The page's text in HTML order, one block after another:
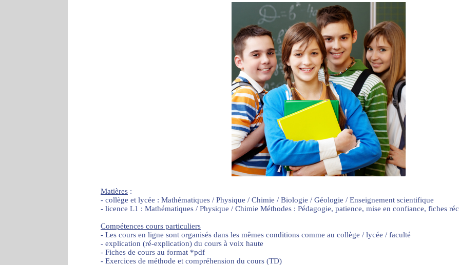
Matières :
- collège et lycée : Mathématiques / Physique / Chimie / Biologie / Géologie / Enseignement scientifique
- licence L1 : Mathématiques / Physique / Chimie Méthodes : Pédagogie, patience, mise en confiance, fiches
Compétences cours particuliers
- Les cours en ligne sont organisés dans les mêmes conditions comme au collège / lycée / faculté
- explication (ré-explication) du cours à voix haute
- Fiches de cours au format *pdf
- Exercices de méthode et compréhension du cours (TD)